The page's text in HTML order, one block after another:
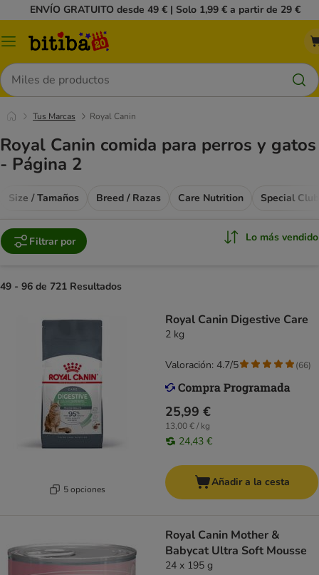
ENVÍO GRATUITO desde 49 € | Solo 1,99 € a partir de 29 €
Menú
Buscar
Tus Marcas Royal Canin
Royal Canin comida para perros y gatos
- Página 2
Size / Tamaños Breed / Razas Care Nutrition Special
Filtrar por Lo más vendido
49 - 96 de 721 Resultados
5 opciones
Royal Canin Digestive Care
2 kg
25,99 €
13,00 € / kg
24,43 €
Valoración: 4.7/5 (66)
Añadir a la cesta
Royal Canin Mother &
Babycat Ultra Soft Mousse
24 x 195 g